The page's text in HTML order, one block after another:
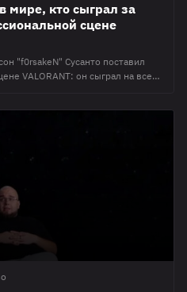
мире, кто сыграл за
сцене
"f0rsakeN" Сусанто поставил
VALORANT: он сыграл на всех